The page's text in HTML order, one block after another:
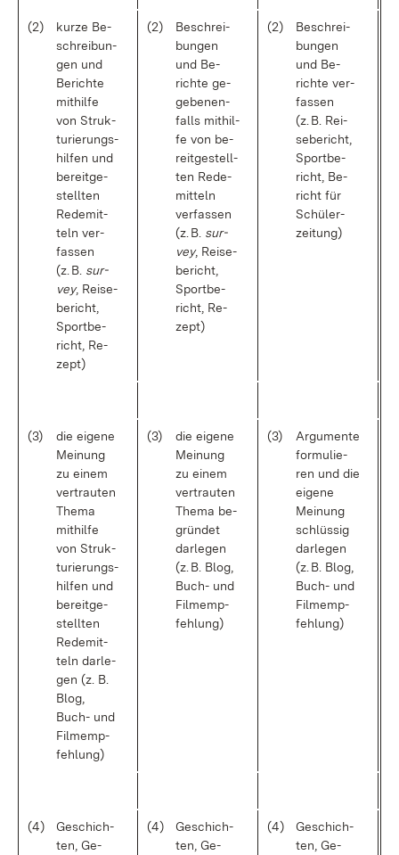
(2)
kur­ze Be­
schrei­bun­
gen und
Be­rich­te
mit­hil­fe
von Struk­
tu­rie­rungs­
hil­fen und
be­reit­ge­
stell­ten
Re­de­mit­
teln ver­
fas­sen
(z. B. sur­
vey, Rei­se­
be­richt,
Sport­be­
richt, Re­
zept)
(2)
Be­schrei­
bun­gen
und Be­
rich­te ge­
ge­be­nen­
falls mit­hil­
fe von be­
reit­ge­stell­
ten Re­de­
mit­teln
ver­fas­sen
(z. B. sur­
vey, Rei­se­
be­richt,
Sport­be­
richt, Re­
zept)
(2)
Be­schrei­
bun­gen
und Be­
rich­te ver­
fas­sen
(z. B. Rei­
se­be­richt,
Sport­be­
richt, Be­
richt für
Schü­ler­
zei­tung)
(3)
die ei­ge­ne
Mei­nung
zu ei­nem
ver­trau­ten
The­ma
mit­hil­fe
von Struk­
tu­rie­rungs­
hil­fen und
be­reit­ge­
stell­ten
Re­de­mit­
teln dar­le­
gen (z. B.
Blog,
Buch- und
Film­emp­
feh­lung)
(3)
die ei­ge­ne
Mei­nung
zu ei­nem
ver­trau­ten
The­ma be­
grün­det
dar­le­gen
(z. B. Blog,
Buch- und
Film­emp­
feh­lung)
(3)
Ar­gu­men­te
for­mu­lie­
ren und die
ei­ge­ne
Mei­nung
schlüs­sig
dar­le­gen
(z. B. Blog,
Buch- und
Film­emp­
feh­lung)
(4)
Ge­schich­
ten, Ge­
(4)
Ge­schich­
ten, Ge­
(4)
Ge­schich­
ten, Ge­